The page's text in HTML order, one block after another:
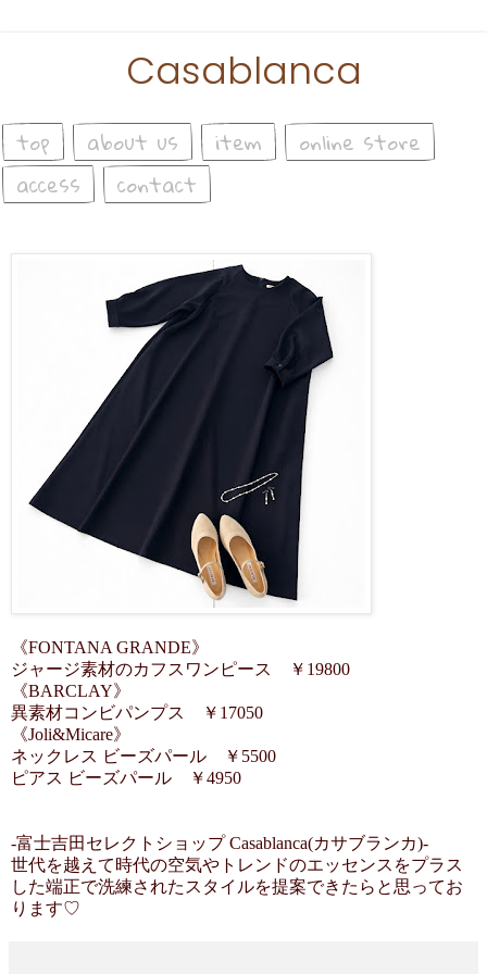
Casablanca
top about us item
online store
access
contact
《FONTANA GRANDE》
ジャージ素材のカフスワンピース ￥19800
《BARCLAY》
異素材コンビパンプス ￥17050
《Joli&Micare》
ネックレス ビーズパール ￥5500
ピアス ビーズパール ￥4950
-富士吉田セレクトショップ Casablanca(カサブランカ)-
世代を越えて時代の空気やトレンドのエッセンスをプラス
した端正で洗練されたスタイルを提案できたらと思ってお
ります♡